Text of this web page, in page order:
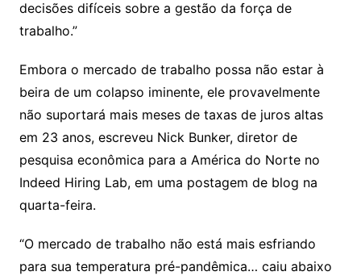
decisões difíceis sobre a gestão da força de
trabalho.”
Embora o mercado de trabalho possa não estar à
beira de um colapso iminente, ele provavelmente
não suportará mais meses de taxas de juros altas
em 23 anos, escreveu Nick Bunker, diretor de
pesquisa econômica para a América do Norte no
Indeed Hiring Lab, em uma postagem de blog na
quarta-feira.
“O mercado de trabalho não está mais esfriando
para sua temperatura pré-pandêmica… caiu abaixo